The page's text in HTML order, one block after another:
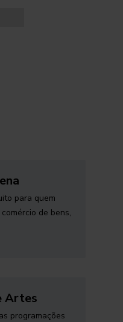
para quem
de bens,
Artes
programações